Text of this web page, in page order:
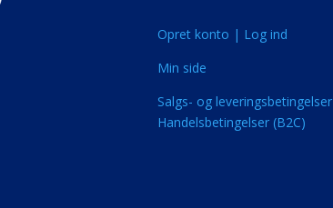
Opret konto | Log ind
Min side
Salgs- og leveringsbetingelser
Handelsbetingelser (B2C)